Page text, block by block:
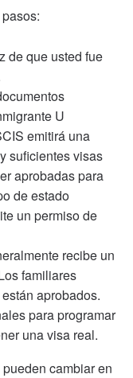
de que usted fue
U
emitirá una
suficientes visas
aprobadas para
de estado
un permiso de
recibe un
familiares
aprobados.
para programar
una visa real.
cambiar en